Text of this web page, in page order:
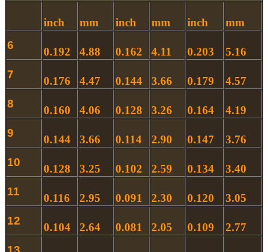
inch mm inch mm inch
mm
6
0.192 4.88 0.162 4.11 0.203
5.16
7
0.176 4.47 0.144 3.66 0.179
4.57
8
0.160 4.06 0.128 3.26 0.164
4.19
9
0.144 3.66 0.114 2.90 0.147
3.76
10
0.128 3.25 0.102 2.59 0.134
3.40
11
0.116 2.95 0.091 2.30 0.120
3.05
12
0.104 2.64 0.081 2.05 0.109
2.77